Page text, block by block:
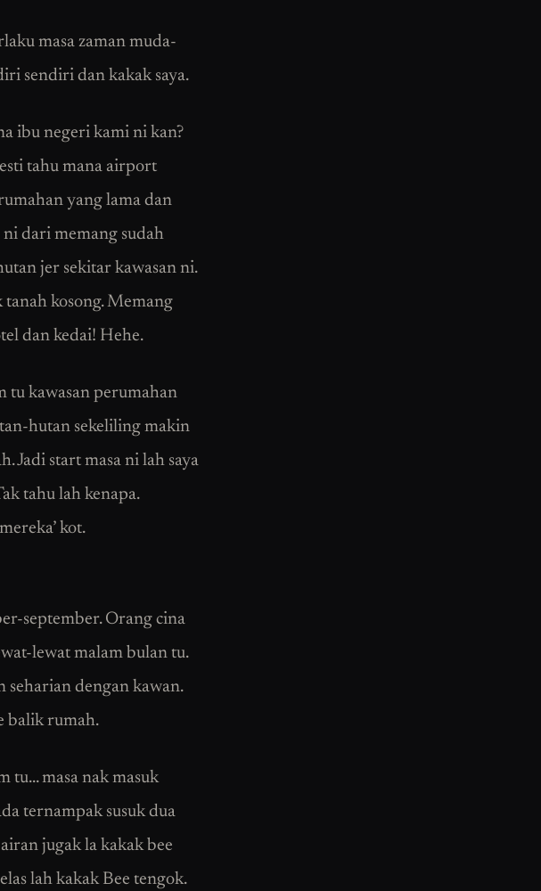
masa zaman muda-
sendiri dan kakak saya.
ibu negeri kami ni kan?
tahu mana airport
yang lama dan
dari memang sudah
jer sekitar kawasan ni.
kosong. Memang
dan kedai! Hehe.
tu kawasan perumahan
hutan sekeliling makin
Jadi start masa ni lah saya
tahu lah kenapa.
kot.
september. Orang cina
lewat malam bulan tu.
seharian dengan kawan.
balik rumah.
tu… masa nak masuk
ternampak susuk dua
jugak la kakak bee
lah kakak Bee tengok.